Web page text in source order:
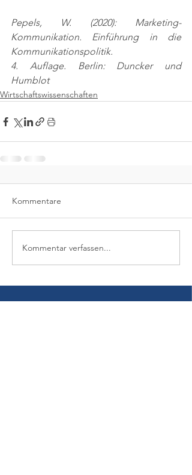
Pepels, W. (2020): Marketing-
Kommunikation. Einführung in die
Kommunikationspolitik.
4. Auflage. Berlin: Duncker und
Humblot
Wirtschaftswissenschaften
Kommentare
Kommentar verfassen...